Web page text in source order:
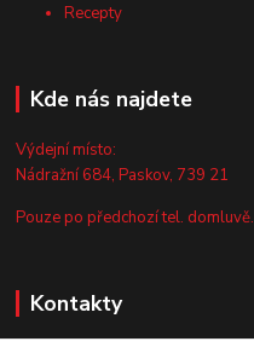
Recepty
Kde nás najdete
Výdejní místo:
Nádražní 684, Paskov, 739 21
Pouze po předchozí tel. domluvě.
Kontakty